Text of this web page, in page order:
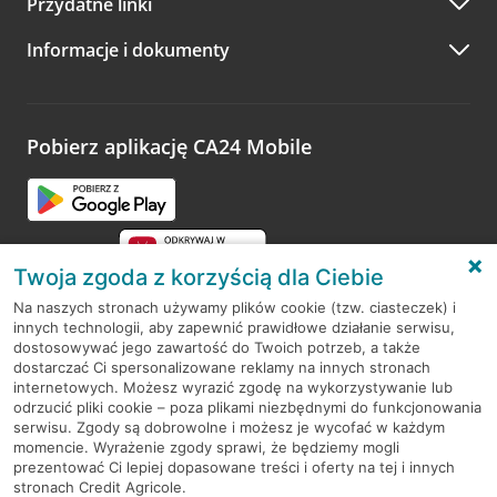
A po wizycie…
Zachęcamy do podzielenia się z nami opinią o wizycie.
opinie.
Informacje i dokumenty
Pobierz aplikację CA24 Mobile
RODO
Regulamin serwisu
Mapa serwisu
PolitykaCookies
Twoja zgoda z korzyścią dla Ciebie
Na naszych stronach używamy plików cookie (tzw. ciasteczek) i
innych technologii, aby zapewnić prawidłowe działanie serwisu,
dostosowywać jego zawartość do Twoich potrzeb, a także
dostarczać Ci spersonalizowane reklamy na innych stronach
internetowych. Możesz wyrazić zgodę na wykorzystywanie lub
odrzucić pliki cookie – poza plikami niezbędnymi do funkcjonowania
serwisu. Zgody są dobrowolne i możesz je wycofać w każdym
momencie. Wyrażenie zgody sprawi, że będziemy mogli
prezentować Ci lepiej dopasowane treści i oferty na tej i innych
stronach Credit Agricole.